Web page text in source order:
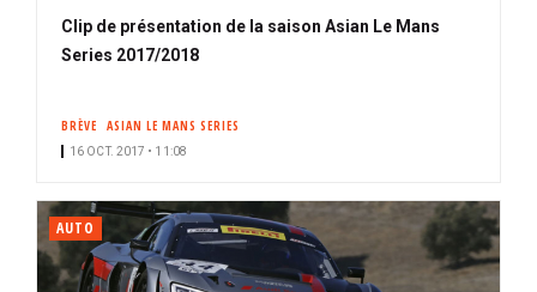
Clip de présentation de la saison Asian Le Mans
Series 2017/2018
BRÈVE ASIAN LE MANS SERIES
16 OCT. 2017 • 11:08
AUTO